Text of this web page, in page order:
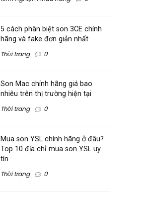
5 cách phân biệt son 3CE chính
hãng và fake đơn giản nhất
Thời trang 0
Son Mac chính hãng giá bao
nhiêu trên thị trường hiện tại
Thời trang 0
Mua son YSL chính hãng ở đâu?
Top 10 địa chỉ mua son YSL uy
tín
Thời trang 0